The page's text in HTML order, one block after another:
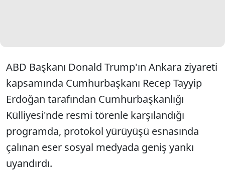
ABD Başkanı Donald Trump'ın Ankara ziyareti
kapsamında Cumhurbaşkanı Recep Tayyip
Erdoğan tarafından Cumhurbaşkanlığı
Külliyesi'nde resmi törenle karşılandığı
programda, protokol yürüyüşü esnasında
çalınan eser sosyal medyada geniş yankı
uyandırdı.